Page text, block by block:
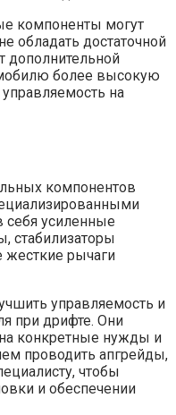
компоненты могут
обладать достаточной
дополнительной
более высокую
на
компонентов
себя усиленные
стабилизаторы
жесткие рычаги
управляемость и
при дрифте. Они
конкретные нужды и
проводить апгрейды,
чтобы
и обеспечении